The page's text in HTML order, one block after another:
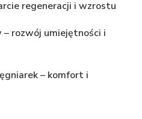
regeneracji i wzrostu
rozwój umiejętności i
– komfort i